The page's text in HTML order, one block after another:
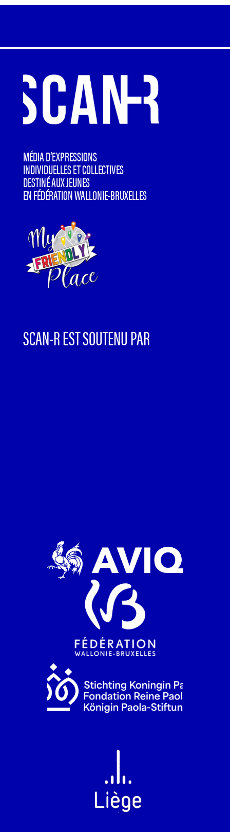
MÉDIA D’EXPRESSIONS
INDIVIDUELLES ET COLLECTIVES
DESTINÉ AUX JEUNES
EN FÉDÉRATION WALLONIE-BRUXELLES
SCAN-R EST SOUTENU PAR